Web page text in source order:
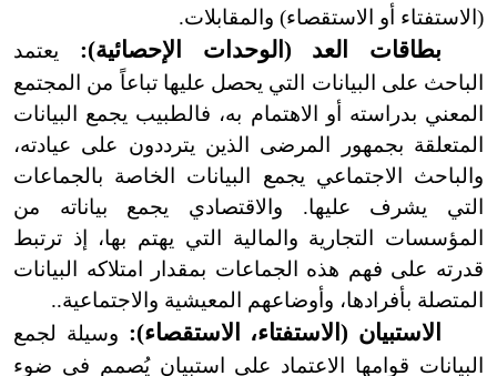
( الاستفتاء أو الاستقصاء) والمقابلات.
بطاقات العد ( الوحدات الإحصائية)
: يعتمد
الباحث على البيانات التي يحصل عليها تباعاً من المجتمع
المعني بدراسته أو الاهتمام به، فالطبيب يجمع البيانات
المتعلقة بجمهور المرضى الذين يترددون على عيادته،
والباحث الاجتماعي يجمع البيانات الخاصة بالجماعات
التي يشرف عليها. والاقتصادي يجمع بياناته من
المؤسسات التجارية والمالية التي يهتم بها، إذ ترتبط
قدرته على فهم هذه الجماعات بمقدار امتلاكه البيانات
المتصلة بأفرادها، وأوضاعهم المعيشية والاجتماعية..
الاستبيان (الاستفتاء، الاستقصاء)
: وسيلة لجمع
البيانات قوامها الاعتماد على استبيان يُصمم في ضوء